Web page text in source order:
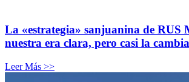
La «estrategia» sanjuanina de RUS
nuestra era clara, pero casi la
Leer Más >>